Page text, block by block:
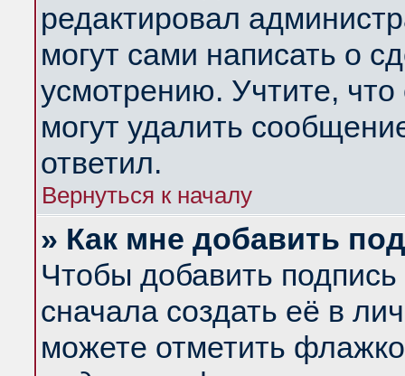
редактировал
могут сами написать о
усмотрению. Учтите,
могут удалить
ответил.
Вернуться к началу
» Как мне добавить
Чтобы добавить
сначала создать её в
можете отметить